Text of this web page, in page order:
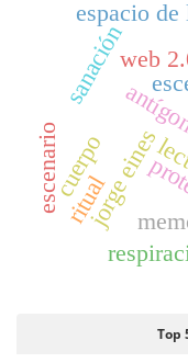
web
espacio
jorge eines
sanación
ritual
cuerpo
escenario
Top